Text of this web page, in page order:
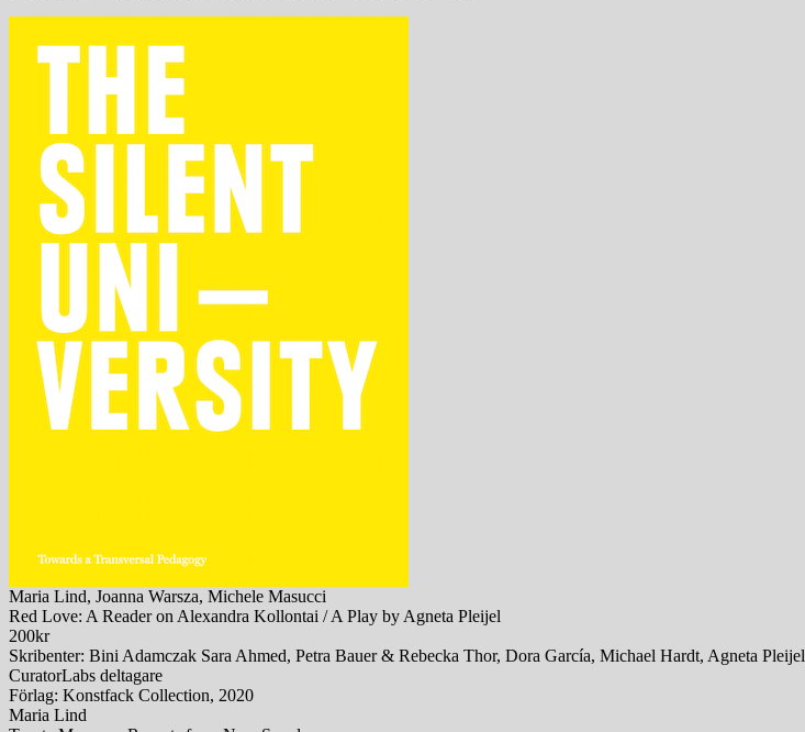
Maria Lind, Joanna Warsza, Michele Masucci
Red Love: A Reader on Alexandra Kollontai / A Play by Agneta Pleijel
200kr
Skribenter: Bini Adamczak Sara Ahmed, Petra Bauer & Rebecka Thor, Dora García, Michael Hardt, Agneta
CuratorLabs deltagare
Förlag: Konstfack Collection, 2020
Maria Lind